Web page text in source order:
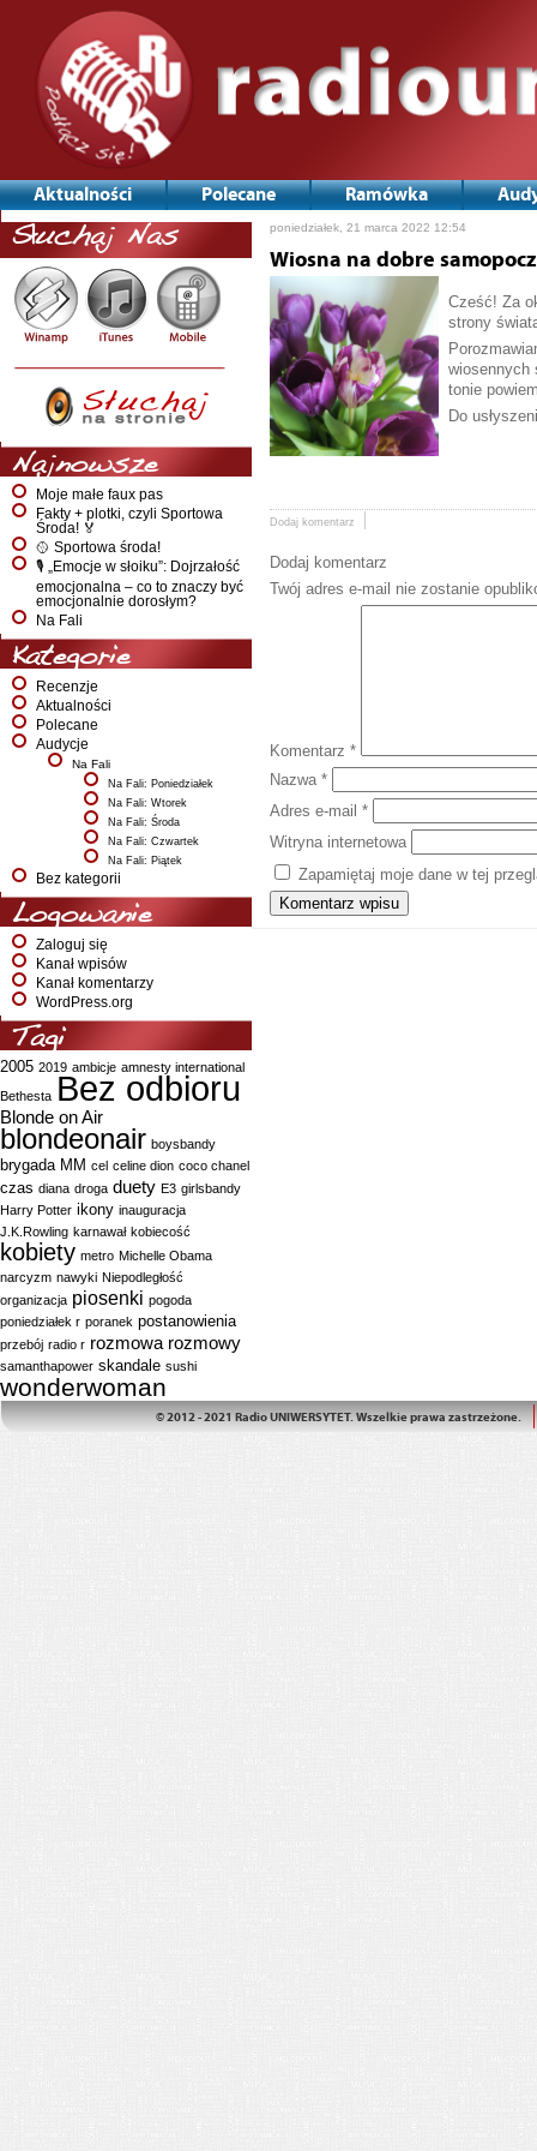
Aktualności Polecane Ramówka
Słuchaj Nas
Najnowsze
Moje małe faux pas
Fakty + plotki, czyli Sportowa
Środa! 🏅
🥎 Sportowa środa!
🎙️ „Emocje w słoiku”: Dojrzałość
emocjonalna – co to znaczy być
emocjonalnie dorosłym?
Na Fali
Kategorie
Recenzje
Aktualności
Polecane
Audycje
Na Fali
Na Fali: Poniedziałek
Na Fali: Wtorek
Na Fali: Środa
Na Fali: Czwartek
Na Fali: Piątek
Bez kategorii
Logowanie
Zaloguj się
Kanał wpisów
Kanał komentarzy
WordPress.org
Tagi
2005 2019 ambicje amnesty international
Bethesta Bez odbioru
Blonde on Air
blondeonair boysbandy
brygada MM cel celine dion coco chanel
czas diana droga duety E3 girlsbandy
Harry Potter ikony inauguracja
J.K.Rowling karnawał kobiecość
kobiety metro Michelle Obama
narcyzm nawyki Niepodległość
organizacja piosenki pogoda
poniedziałek r poranek postanowienia
przebój radio r rozmowa rozmowy
samanthapower skandale sushi
wonderwoman
poniedziałek, 21 marca 2022 12:54
Wiosna na dobre
Cześć! Za
strony
wiosennych
tonie
Do
Dodaj komentarz
Dodaj komentarz
Twój adres e-mail nie zostanie
Komentarz *
Nazwa *
Adres e-mail *
Witryna internetowa
Zapamiętaj moje dane w tej
© 2012 - 2021 Radio UNIWERSYTET. Wszelkie prawa zastrzeżone.